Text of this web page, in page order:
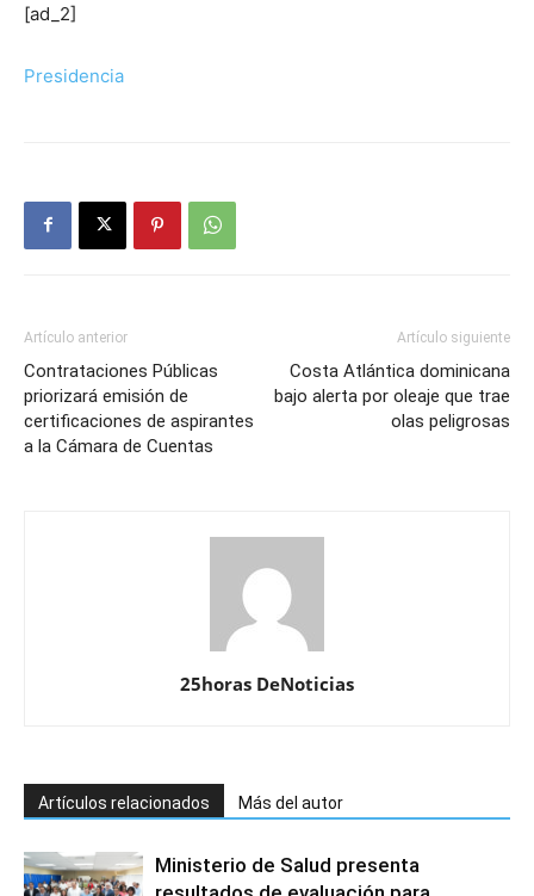
[ad_2]
Presidencia
Artículo anterior
Contrataciones Públicas
priorizará emisión de
certificaciones de aspirantes
a la Cámara de Cuentas
Artículo siguiente
Costa Atlántica dominicana
bajo alerta por oleaje que trae
olas peligrosas
25horas DeNoticias
Artículos relacionados Más del autor
Ministerio de Salud presenta